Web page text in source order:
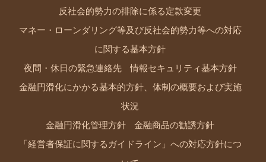
反社会的勢力の排除に係る定款変更
マネー・ローンダリング等及び反社会的勢力等への対応
に関する基本方針
夜間・休日の緊急連絡先 情報セキュリティ基本方針
金融円滑化にかかる基本的方針、体制の概要および実施
状況
金融円滑化管理方針 金融商品の勧誘方針
「経営者保証に関するガイドライン」への対応方針につ